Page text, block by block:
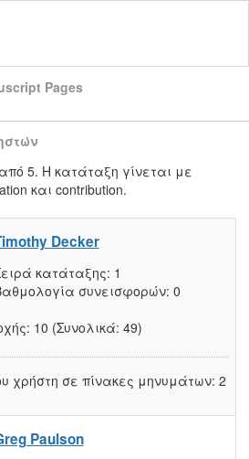
Pages
5. Η κατάταξη γίνεται με
και contribution.
Decker
κατάταξης: 1
συνεισφορών: 0
10 (Συνολικά: 49)
χρήστη σε πίνακες μηνυμάτων: 2
Paulson